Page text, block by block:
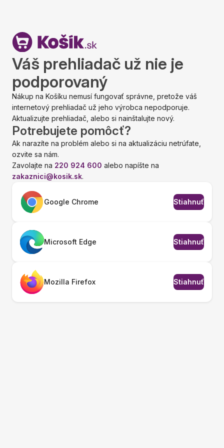
Váš prehliadač už nie je
podporovaný
Nákup na Košíku nemusí fungovať správne, pretože váš
internetový prehliadač už jeho výrobca nepodporuje.
Aktualizujte prehliadač, alebo si nainštalujte nový.
Potrebujete pomôcť?
Ak narazíte na problém alebo si na aktualizáciu netrúfate,
ozvite sa nám.
Zavolajte na 220 924 600 alebo napíšte na
zakaznici@kosik.sk.
Google Chrome Stiahnuť
Microsoft Edge Stiahnuť
Mozilla Firefox Stiahnuť